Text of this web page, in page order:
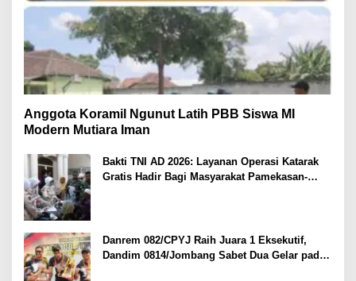
Anggota Koramil Ngunut Latih PBB Siswa MI
Modern Mutiara Iman
Bakti TNI AD 2026: Layanan Operasi Katarak
Gratis Hadir Bagi Masyarakat Pamekasan-
Danrem 082/CPYJ Raih Juara 1 Eksekutif,
Dandim 0814/Jombang Sabet Dua Gelar pada